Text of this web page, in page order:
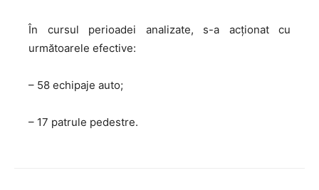
În cursul perioadei analizate, s-a acţionat cu
următoarele efective:
– 58 echipaje auto;
– 17 patrule pedestre.